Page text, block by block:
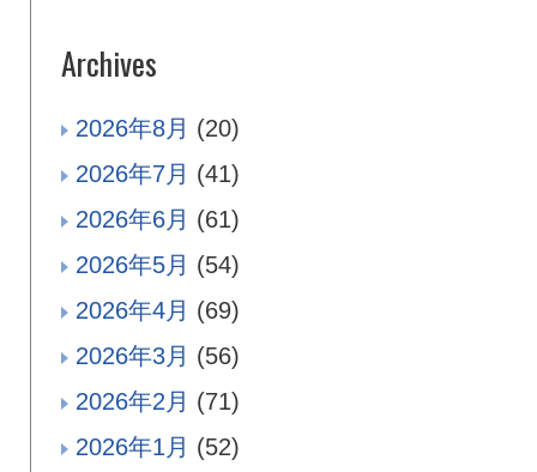
Archives
2026年8月 (20)
2026年7月 (41)
2026年6月 (61)
2026年5月 (54)
2026年4月 (69)
2026年3月 (56)
2026年2月 (71)
2026年1月 (52)